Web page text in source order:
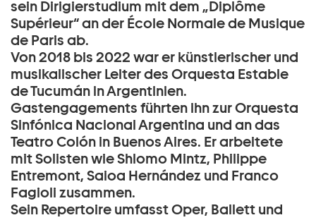
sein Dirigierstudium mit dem „Diplôme
Supérieur“ an der École Normale de Musique
de Paris ab.
Von 2018 bis 2022 war er künstlerischer und
musikalischer Leiter des Orquesta Estable
de Tucumán in Argentinien.
Gastengagements führten ihn zur Orquesta
Sinfónica Nacional Argentina und an das
Teatro Colón in Buenos Aires. Er arbeitete
mit Solisten wie Shlomo Mintz, Philippe
Entremont, Saioa Hernández und Franco
Fagioli zusammen.
Sein Repertoire umfasst Oper, Ballett und